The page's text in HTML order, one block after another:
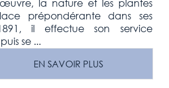
la nature et les plantes
prépondérante dans ses
il effectue son service
se ...
EN SAVOIR PLUS